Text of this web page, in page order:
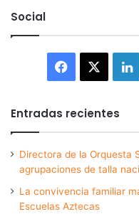
Social
Facebook
Entradas recientes
Directora de la Orquesta
agrupaciones de talla
La convivencia familiar
Escuelas Aztecas